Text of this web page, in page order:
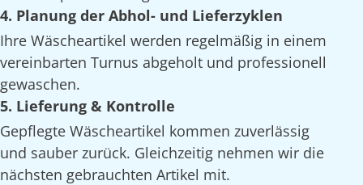
4. Planung der Abhol- und Lieferzyklen
Ihre Wäscheartikel werden regelmäßig in einem
vereinbarten Turnus abgeholt und professionell
gewaschen.
5. Lieferung & Kontrolle
Gepflegte Wäscheartikel kommen zuverlässig
und sauber zurück. Gleichzeitig nehmen wir die
nächsten gebrauchten Artikel mit.